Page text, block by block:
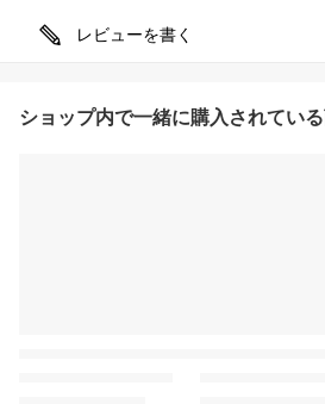
レビューを書く
ショップ内で一緒に購入されてい